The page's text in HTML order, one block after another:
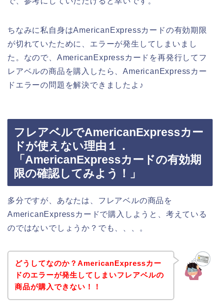
ちなみに私自身はAmericanExpressカードの有効期限
が切れていたために、エラーが発生してしまいまし
た。なので、AmericanExpressカードを再発行してフ
レアベルの商品を購入したら、AmericanExpressカー
ドエラーの問題を解決できましたよ♪
フレアベルでAmericanExpressカー
ドが使えない理由１．
「AmericanExpressカードの有効期
限の確認してみよう！」
多分ですが、あなたは、フレアベルの商品を
AmericanExpressカードで購入しようと、考えている
のではないでしょうか？でも、、、。
どうしてなのか？AmericanExpressカー
ドのエラーが発生してしまいフレアベルの
商品が購入できない！！